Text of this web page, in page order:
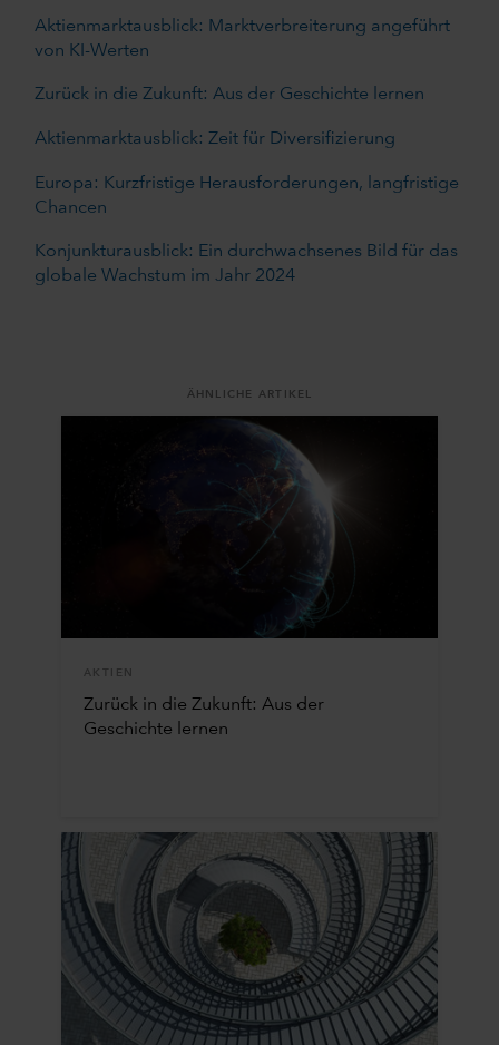
Aktienmarktausblick: Marktverbreiterung angeführt
von KI-Werten
Zurück in die Zukunft: Aus der Geschichte lernen
Aktienmarktausblick: Zeit für Diversifizierung
Europa: Kurzfristige Herausforderungen, langfristige
Chancen
Konjunkturausblick: Ein durchwachsenes Bild für das
globale Wachstum im Jahr 2024
ÄHNLICHE ARTIKEL
AKTIEN
Zurück in die Zukunft: Aus der
Geschichte lernen